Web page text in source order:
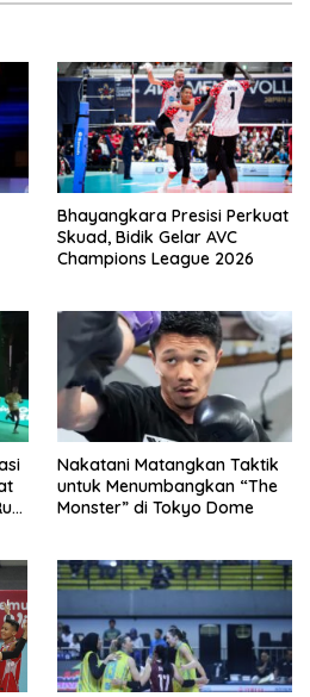
Bhayangkara Presisi Perkuat
Skuad, Bidik Gelar AVC
Champions League 2026
Nakatani Matangkan Taktik
untuk Menumbangkan “The
Monster” di Tokyo Dome